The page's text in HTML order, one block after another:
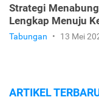
Strategi
Lengkap Menuju
Tabungan • 13 Mei
ARTIKEL